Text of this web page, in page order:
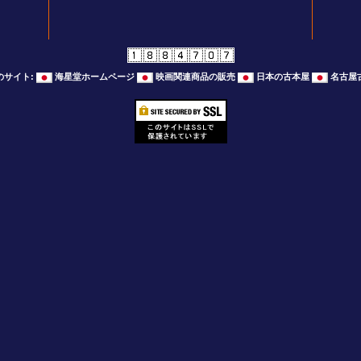
サイト : 海星堂ホームページ 映画関連商品の販売 日本の古本屋 名古屋